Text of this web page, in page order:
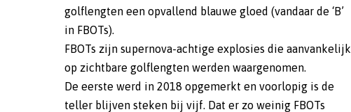
golflengten een opvallend blauwe gloed (vandaar de ‘B’
in FBOTs).
FBOTs zijn supernova-achtige explosies die aanvankelijk
op zichtbare golflengten werden waargenomen.
De eerste werd in 2018 opgemerkt en voorlopig is de
teller blijven steken bij vijf. Dat er zo weinig FBOTs